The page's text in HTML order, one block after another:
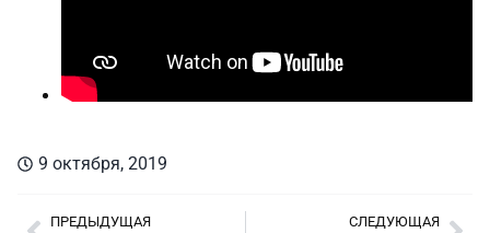
9 октября, 2019
ПРЕДЫДУЩАЯ СЛЕДУЮЩАЯ